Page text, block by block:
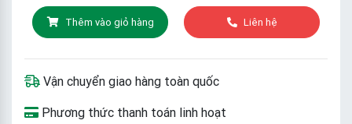
Thêm vào giỏ hàng Liên hệ
Vận chuyển giao hàng toàn quốc
Phương thức thanh toán linh hoạt